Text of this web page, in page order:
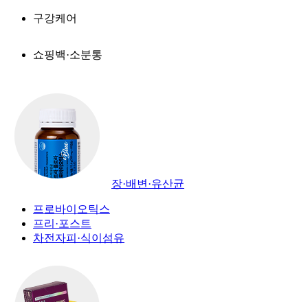
구강케어
쇼핑백·소분통
장·배변·유산균
프로바이오틱스
프리·포스트
차전자피·식이섬유